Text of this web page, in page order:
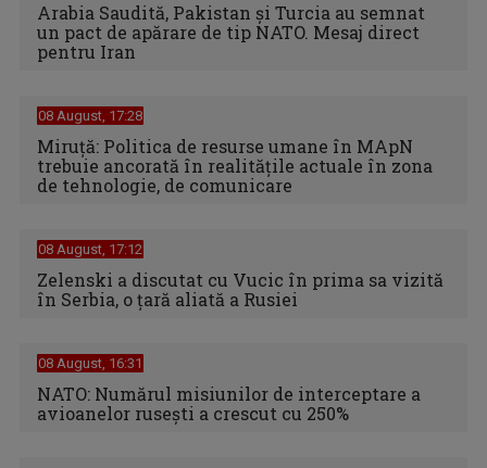
Arabia Saudită, Pakistan și Turcia au semnat
un pact de apărare de tip NATO. Mesaj direct
pentru Iran
08 August, 17:28
Miruță: Politica de resurse umane în MApN
trebuie ancorată în realitățile actuale în zona
de tehnologie, de comunicare
08 August, 17:12
Zelenski a discutat cu Vucic în prima sa vizită
în Serbia, o ţară aliată a Rusiei
08 August, 16:31
NATO: Numărul misiunilor de interceptare a
avioanelor ruseşti a crescut cu 250%